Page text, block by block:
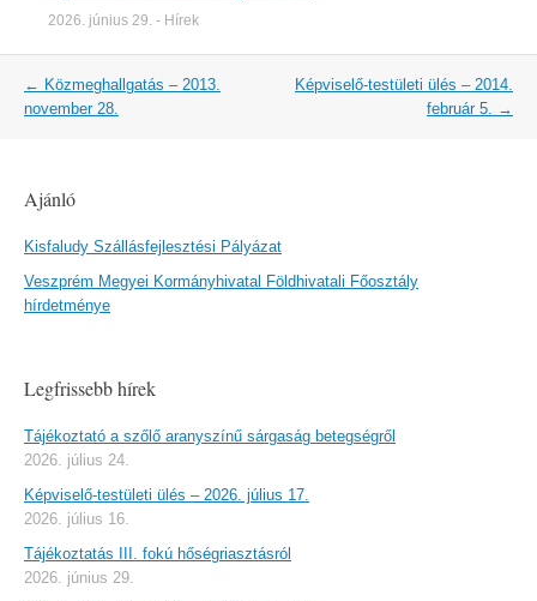
2026. június 29. - Hírek
Post
navigation
← Közmeghallgatás – 2013.
november 28.
Képviselő-testületi ülés – 2014.
február 5. →
Ajánló
Kisfaludy Szállásfejlesztési Pályázat
Veszprém Megyei Kormányhivatal Földhivatali Főosztály
hírdetménye
Legfrissebb hírek
Tájékoztató a szőlő aranyszínű sárgaság betegségről
2026. július 24.
Képviselő-testületi ülés – 2026. július 17.
2026. július 16.
Tájékoztatás III. fokú hőségriasztásról
2026. június 29.